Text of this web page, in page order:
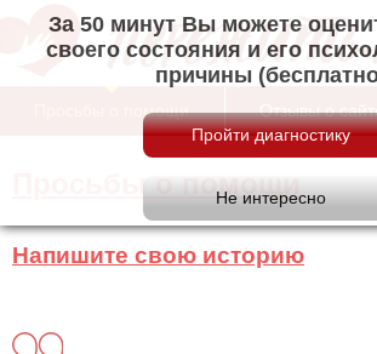
За 50 минут Вы можете
своего состояния и его
причины
Просьбы о помощи Отзывы о
Просьбы о помощи
Напишите свою историю